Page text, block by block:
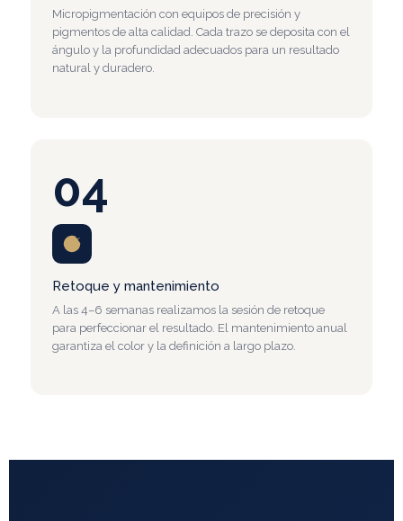
Micropigmentación con equipos de precisión y
pigmentos de alta calidad. Cada trazo se deposita con el
ángulo y la profundidad adecuados para un resultado
natural y duradero.
04
Retoque y mantenimiento
A las 4–6 semanas realizamos la sesión de retoque
para perfeccionar el resultado. El mantenimiento anual
garantiza el color y la definición a largo plazo.